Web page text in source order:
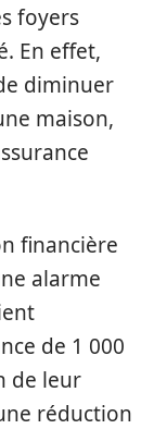
foyers
En effet,
diminuer
maison,
financière
alarme
de 1 000
de leur
réduction